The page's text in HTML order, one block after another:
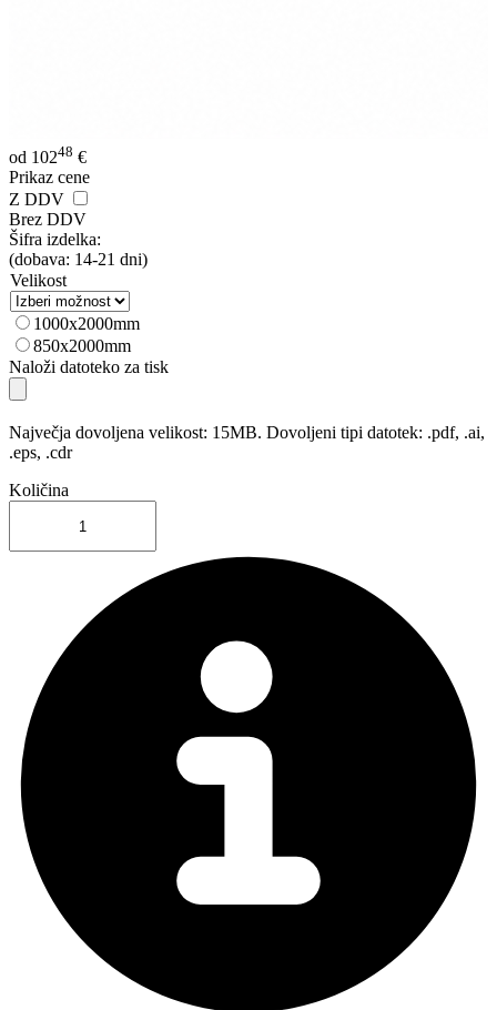
od 10248 €
Prikaz cene
Z DDV
Brez DDV
Šifra izdelka:
(dobava: 14-21 dni)
Velikost
1000x2000mm
850x2000mm
Naloži datoteko za tisk
Največja dovoljena velikost: 15MB. Dovoljeni tipi datotek: .pdf, .ai,
.eps, .cdr
Količina